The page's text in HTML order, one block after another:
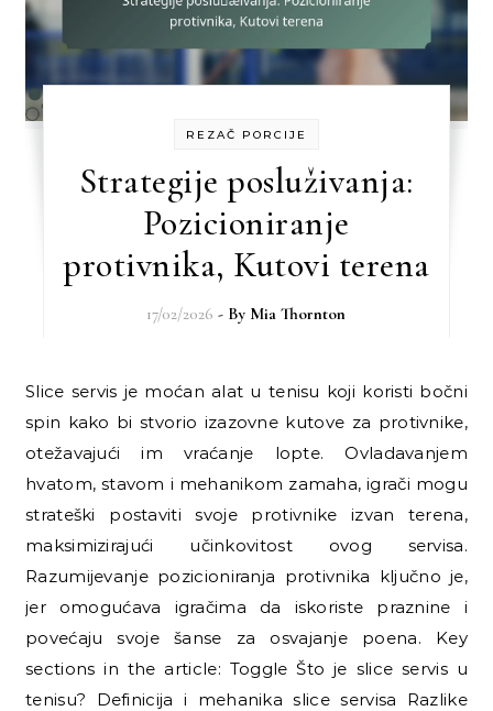
REZAČ PORCIJE
Strategije posluživanja:
Pozicioniranje
protivnika, Kutovi terena
17/02/2026 - By Mia Thornton
Slice servis je moćan alat u tenisu koji koristi bočni
spin kako bi stvorio izazovne kutove za protivnike,
otežavajući im vraćanje lopte. Ovladavanjem
hvatom, stavom i mehanikom zamaha, igrači mogu
strateški postaviti svoje protivnike izvan terena,
maksimizirajući učinkovitost ovog servisa.
Razumijevanje pozicioniranja protivnika ključno je,
jer omogućava igračima da iskoriste praznine i
povećaju svoje šanse za osvajanje poena. Key
sections in the article: Toggle Što je slice servis u
tenisu? Definicija i mehanika slice servisa Razlike